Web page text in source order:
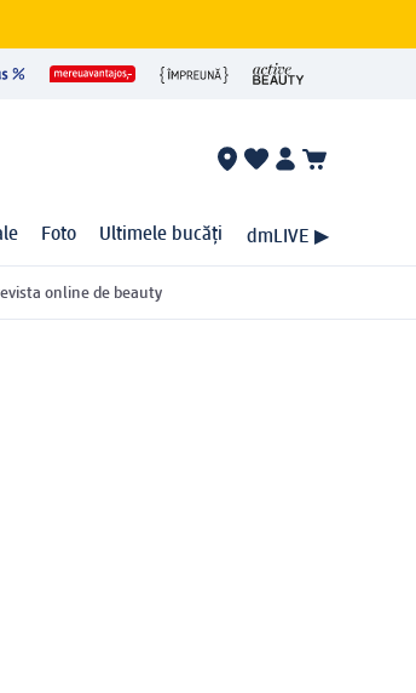
Foto Ultimele bucăți dmLIVE ▶
online de beauty